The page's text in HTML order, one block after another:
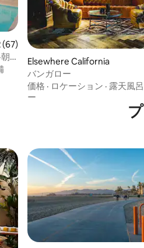
ー67件、5つ星中4.72つ星の平均評
(67)
Elsewhere California
バンガロー
価格 · ロケーション · 露天風
ー